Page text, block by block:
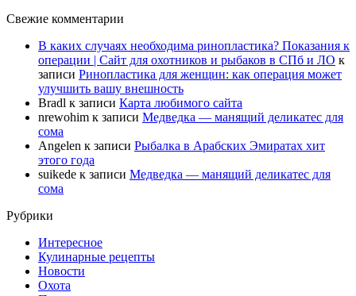
Свежие комментарии
В каких случаях необходима ринопластика? Показания к
операции | Сайт для охотников и рыбаков в СПб и ЛО к
записи Ринопластика для женщин: как операция может
улучшить вашу внешность
Bradl к записи Карта любимого сайта
nrewohim к записи Медведка — манящий деликатес для
сома
Angelen к записи Рыбалка в Арабских Эмиратах хит
этого года
suikede к записи Медведка — манящий деликатес для
сома
Рубрики
Интересное
Кулинарные рецепты
Новости
Охота